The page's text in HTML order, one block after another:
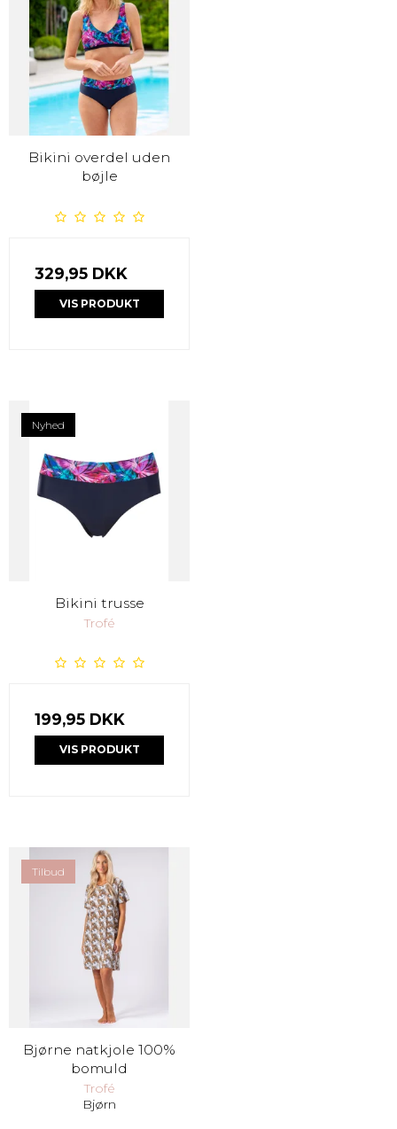
Bikini overdel uden
bøjle
329,95 DKK
VIS PRODUKT
Nyhed
Bikini trusse
Trofé
199,95 DKK
VIS PRODUKT
Tilbud
Bjørne natkjole 100%
bomuld
Trofé
Bjørn